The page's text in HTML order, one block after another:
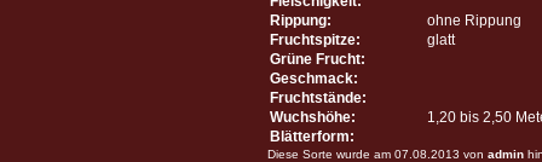
Rippung:
ohne Rippung
Fruchtspitze:
glatt
Grüne Frucht:
Geschmack:
Fruchtstände:
Wuchshöhe:
1,20 bis 2,50
Blätterform:
Diese Sorte wurde am 07.08.2013 von admin